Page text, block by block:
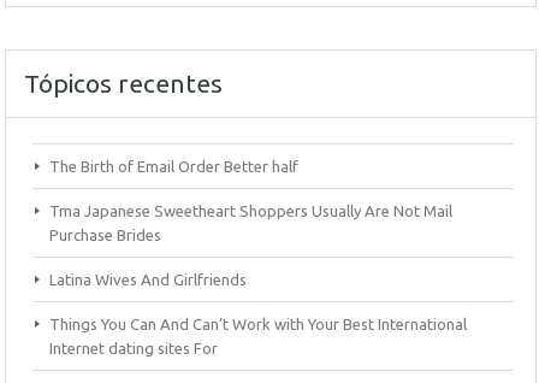
Tópicos recentes
The Birth of Email Order Better half
Tma Japanese Sweetheart Shoppers Usually Are Not Mail
Purchase Brides
Latina Wives And Girlfriends
Things You Can And Can’t Work with Your Best International
Internet dating sites For